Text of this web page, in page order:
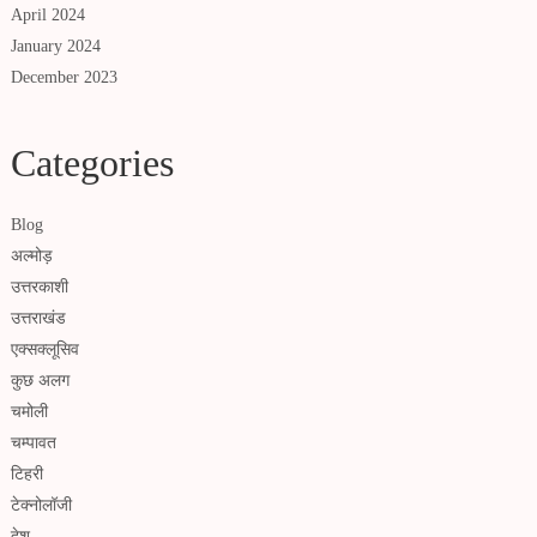
April 2024
January 2024
December 2023
Categories
Blog
अल्मोड़
उत्तरकाशी
उत्तराखंड
एक्सक्लूसिव
कुछ अलग
चमोली
चम्पावत
टिहरी
टेक्नोलॉजी